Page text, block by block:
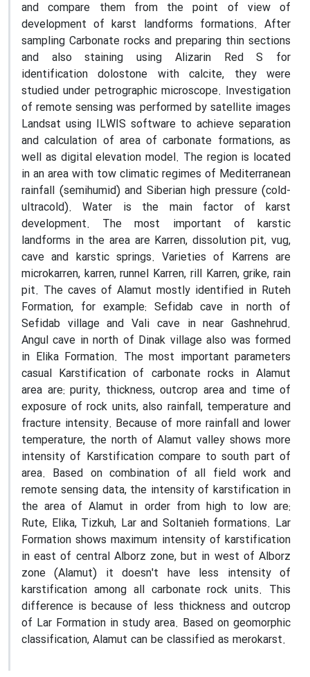
and compare them from the point of view of
development of karst landforms formations. After
sampling Carbonate rocks and preparing thin sections
and also staining using Alizarin Red S for
identification dolostone with calcite, they were
studied under petrographic microscope. Investigation
of remote sensing was performed by satellite images
Landsat using ILWIS software to achieve separation
and calculation of area of carbonate formations, as
well as digital elevation model. The region is located
in an area with tow climatic regimes of Mediterranean
rainfall (semihumid) and Siberian high pressure (cold-
ultracold). Water is the main factor of karst
development. The most important of karstic
landforms in the area are Karren, dissolution pit, vug,
cave and karstic springs. Varieties of Karrens are
microkarren, karren, runnel Karren, rill Karren, grike, rain
pit. The caves of Alamut mostly identified in Ruteh
Formation, for example: Sefidab cave in north of
Sefidab village and Vali cave in near Gashnehrud.
Angul cave in north of Dinak village also was formed
in Elika Formation. The most important parameters
casual Karstification of carbonate rocks in Alamut
area are: purity, thickness, outcrop area and time of
exposure of rock units, also rainfall, temperature and
fracture intensity. Because of more rainfall and lower
temperature, the north of Alamut valley shows more
intensity of Karstification compare to south part of
area. Based on combination of all field work and
remote sensing data, the intensity of karstification in
the area of Alamut in order from high to low are:
Rute, Elika, Tizkuh, Lar and Soltanieh formations. Lar
Formation shows maximum intensity of karstification
in east of central Alborz zone, but in west of Alborz
zone (Alamut) it doesn't have less intensity of
karstification among all carbonate rock units. This
difference is because of less thickness and outcrop
of Lar Formation in study area. Based on geomorphic
classification, Alamut can be classified as merokarst.